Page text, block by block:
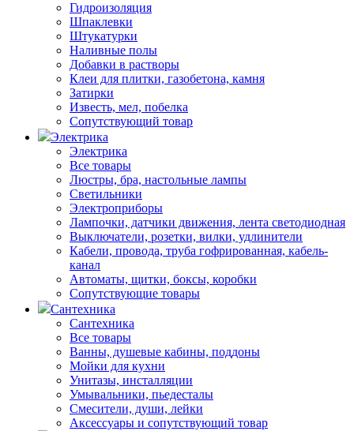
Гидроизоляция
Шпаклевки
Штукатурки
Наливные полы
Добавки в растворы
Клеи для плитки, газобетона, камня
Затирки
Известь, мел, побелка
Сопутствующий товар
Электрика
Электрика
Все товары
Люстры, бра, настольные лампы
Светильники
Электроприборы
Лампочки, датчики движения, лента светодиодная
Выключатели, розетки, вилки, удлинители
Кабели, провода, труба гофрированная, кабель-
канал
Автоматы, щитки, боксы, коробки
Сопутствующие товары
Сантехника
Сантехника
Все товары
Ванны, душевые кабины, поддоны
Мойки для кухни
Унитазы, инсталляции
Умывальники, пьедесталы
Смесители, души, лейки
Аксессуары и сопутствующий товар